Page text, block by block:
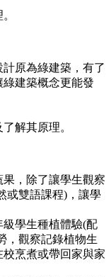
原為綠建築，有了
建築概念更能發
解其原理。
，除了讓學生觀察
或雙語課程)，讓學
學生種植體驗(配
，觀察記錄植物生
烹煮或帶回家與家